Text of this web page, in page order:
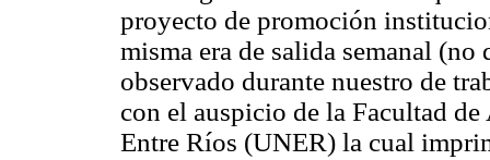
proyecto de promoción
misma era de salida semanal
observado durante nuestro de
con el auspicio de la Facultad
Entre Ríos (UNER) la cual